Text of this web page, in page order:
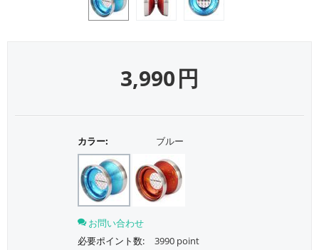
3,990円
カラー: ブルー
お問い合わせ
必要ポイント数:
3990 point